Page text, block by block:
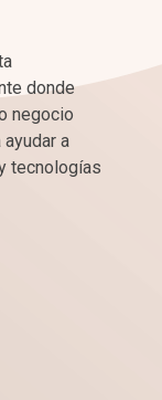
donde
negocio
a
tecnologías